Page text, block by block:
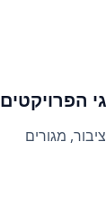
הפרויקטים
מגורים